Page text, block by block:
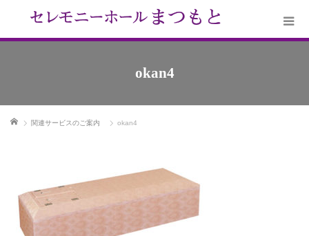
okan4
ホーム 関連サービスのご案内 okan4